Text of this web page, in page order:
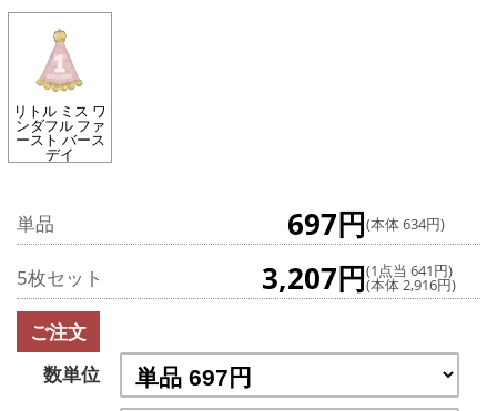
リトル ミス ワ
ンダフル ファ
ースト バース
デイ
単品 697円(本体 634円)
5枚セット 3,207円(1点当 641円)
(本体 2,916円)
ご注文
数単位